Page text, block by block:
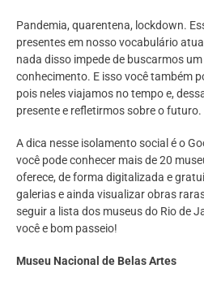
Pandemia, quarentena, lockdown.
presentes em nosso vocabulário
nada disso impede de buscarmos
conhecimento. E isso você também
pois neles viajamos no tempo e,
presente e refletirmos sobre o futuro.
A dica nesse isolamento social é o
você pode conhecer mais de 20
oferece, de forma digitalizada e
galerias e ainda visualizar obras
seguir a lista dos museus do Rio de
você e bom passeio!
Museu Nacional de Belas Artes